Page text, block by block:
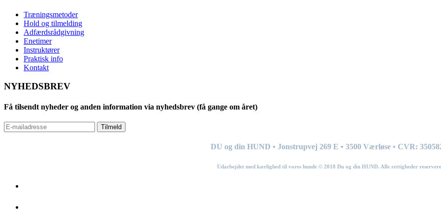
Træningsmetoder
Hold og tilmelding
Adfærdsrådgivning
Enetimer
Instruktører
Praktisk info
Kontakt
NYHEDSBREV
Få tilsendt nyheder og anden information via nyhedsbrev (få gange om året)
Tilmeld
DU og din HUND • Jonstrupvej 269 E • 3500 Værløse • CVR:
Udarbejdet med kærlighed til vores hunde © 201 8 Du og din HUND. Alle rettigheder